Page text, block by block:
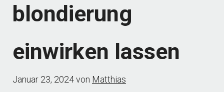
blondierung
einwirken lassen
Januar 23, 2024von Matthias